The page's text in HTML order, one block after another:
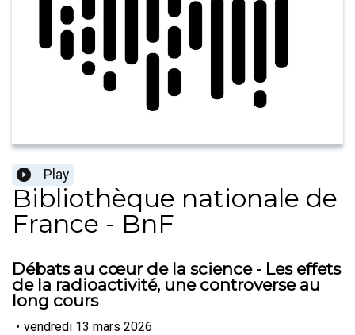
Play
Bibliothèque nationale de
France - BnF
Débats au cœur de la science - Les effets
de la radioactivité, une controverse au
long cours
• vendredi 13 mars 2026